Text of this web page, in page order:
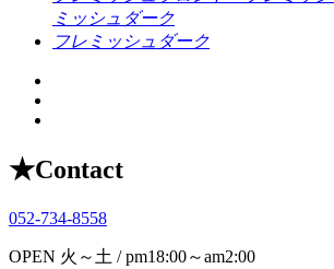
ミッシュダーク
フレミッシュダーク
★Contact
052-734-8558
OPEN 火～土 / pm18:00～am2:00